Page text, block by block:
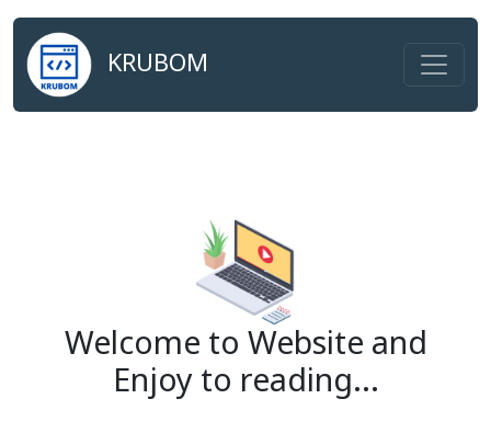
KRUBOM
Welcome to Website and
Enjoy to reading...